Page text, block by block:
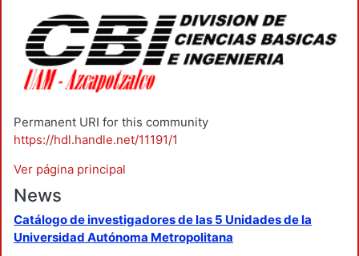
Permanent URI for this community
https://hdl.handle.net/11191/1
Ver página principal
News
Catálogo de investigadores de las 5 Unidades de la
Universidad Autónoma Metropolitana